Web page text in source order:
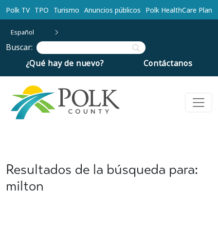
Ir al contenido principal
Polk TV TPO Turismo Anuncios públicos Polk HealthCare Plan
Español
Buscar:
¿Qué hay de nuevo?
Contáctanos
Resultados de la búsqueda para:
milton